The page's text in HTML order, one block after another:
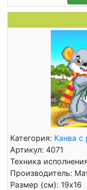
Категория: Канва с
Артикул: 4071
Техника
Производитель:
Размер (см): 19x16